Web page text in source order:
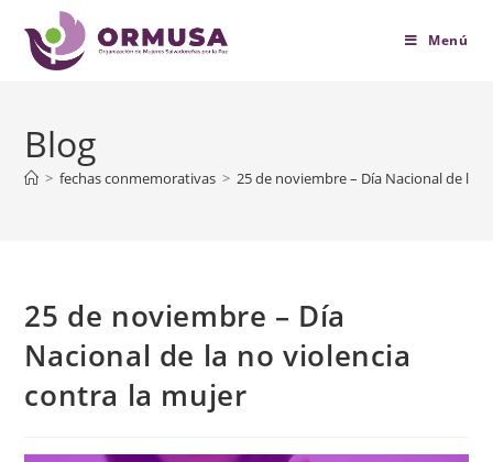
contenido
Menú
Blog
> fechas conmemorativas > 25 de noviembre – Día Nacional de la
25 de noviembre – Día
Nacional de la no violencia
contra la mujer